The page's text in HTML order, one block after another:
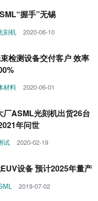
握手”无锡
刻机 2020-06-10
检测设备交付客户 效率
材料 2020-06-01
厂ASML光刻机出货26台
年问世
试 2020-02-19
设备 预计2025年量产
2019-07-02